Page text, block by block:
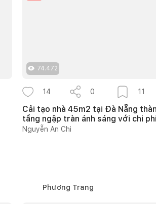
74.472
14 0 11
Cải tạo nhà 45m2 tại Đà Nẵng
tầng ngập tràn ánh sáng với chi
đồng
Nguyễn An Chi
Phương Trang